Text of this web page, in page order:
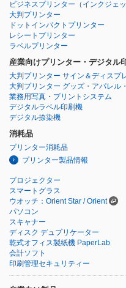
ビジネスプリンター （インクジェ
大判プリンター
ドットインパクトプリンター
レシートプリンター
ラベルプリンター
産業向けプリンター・デジタル
大判プリンター サイン＆ディスプ
大判プリンター グッズ・アパレル
業務用写真・プリントシステム
デジタルラベル印刷機
デジタル捺染機
消耗品
プリンター消耗品
プリンター製品情報
プロジェクター
スマートグラス
ウオッチ：Orient Star / Orient
パソコン
スキャナー
ディスク デュプリケーター
乾式オフィス製紙機 PaperLab
会計ソフト
印刷管理セキュリティー